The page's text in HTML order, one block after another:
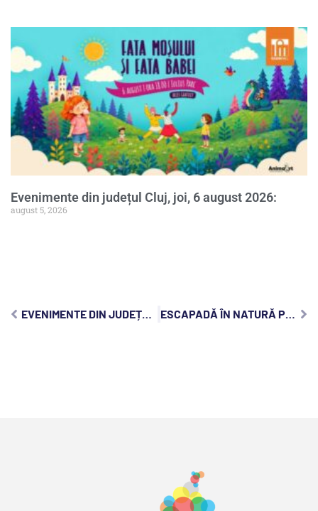
Evenimente din județul Cluj, joi, 6 august 2026:
august 5, 2026
EVENIMENTE DIN JUDEȚUL CLUJ, MARȚI, 27 AUGUST 2024: ESCAPADĂ ÎN NATURĂ PRIN REZERVAȚIILE NATURALE DIN JUDEȚUL CLUJ